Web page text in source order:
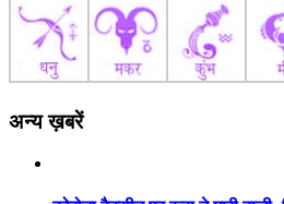
अन्य ख़बरें